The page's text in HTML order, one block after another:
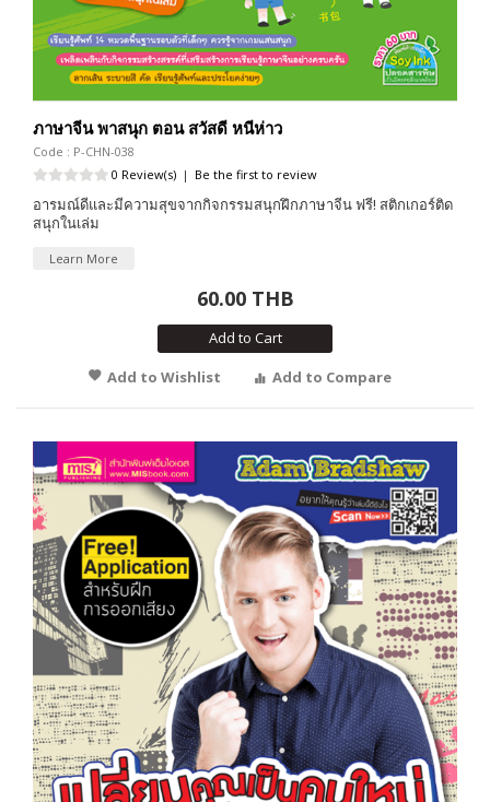
ภาษาจีน พาสนุก ตอน สวัสดี หนีห่าว
Code : P-CHN-038
0 Review(s) | Be the first to review
อารมณ์ดีและมีความสุขจากกิจกรรมสนุกฝึกภาษาจีน ฟรี! สติกเกอร์ติด
สนุกในเล่ม
Learn More
60.00 THB
Add to Cart
Add to Wishlist
Add to Compare